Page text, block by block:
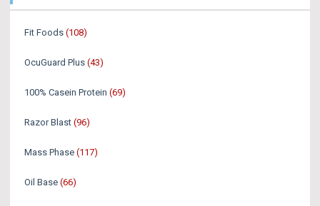
Fit Foods (108)
OcuGuard Plus (43)
100% Casein Protein (69)
Razor Blast (96)
Mass Phase (117)
Oil Base (66)